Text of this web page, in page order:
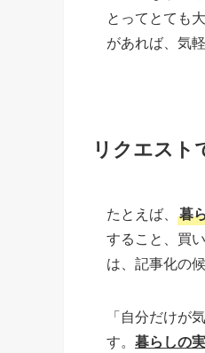
とってとても
があれば、気
リクエスト
たとえば、 暮
すること、買
は、記事化の
「自分だけが
す。 暮らしの